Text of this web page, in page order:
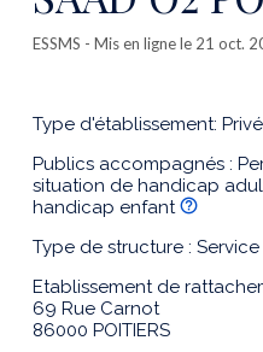
ESSMS - Mis en ligne le 21 oct.
Type d'établissement:
Publics accompagnés :
situation de handicap
handicap enfant
Type de structure :
Etablissement de
69 Rue Carnot
86000 POITIERS